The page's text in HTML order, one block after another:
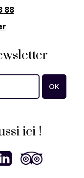
88
ici !